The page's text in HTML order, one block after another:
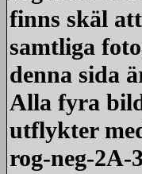
finns skäl
samtliga
denna sida
Alla fyra
utflykter
rog-neg-2A-